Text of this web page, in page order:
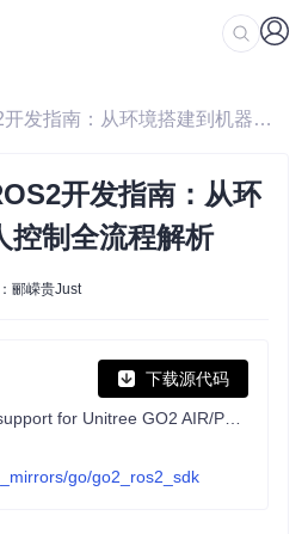
/ Unitree Go2 ROS2开发指南：从环境搭建到机器人控制全流程解析
开发指南：从环
控制全流程解析
郦嵘贵Just
下载源代码
go/go2_ros2_sdk